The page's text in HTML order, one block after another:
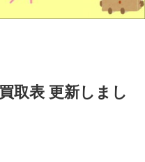
取表 更新しまし